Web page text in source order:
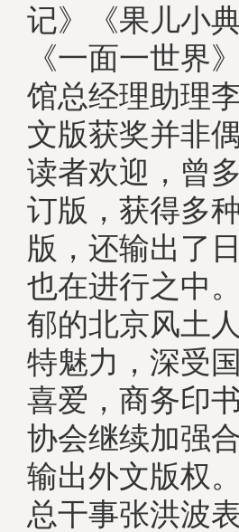
记》《果儿小
《一面一世界
馆总经理助理
文版获奖并非
读者欢迎，曾
订版，获得多
版，还输出了
也在进行之中
郁的北京风土
特魅力，深受
喜爱，商务印
协会继续加强
输出外文版
总干事张洪波